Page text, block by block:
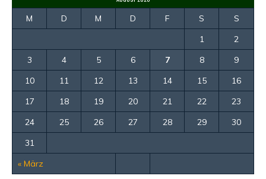
M D M D F S S
« März
1
2
3
4 5 6 7 8
9
10
11 12 13 14 15
16
17
18 19 20 21 22
23
24
25 26 27 28 29
30
31